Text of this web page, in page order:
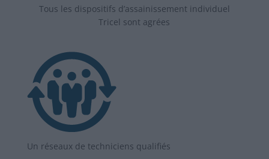
Tous les dispositifs d’assainissement individuel
Tricel sont agrées
Un réseaux de techniciens qualifiés